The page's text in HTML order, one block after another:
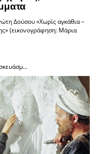
Δούσου «Χωρίς αγκάθια –
(εικονογράφηση: Μάρια